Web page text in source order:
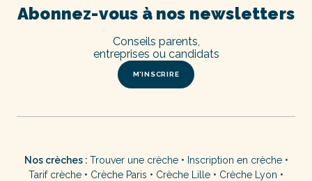
Abonnez-vous à nos newsletters
M’INSCRIRE
Conseils parents,
entreprises ou candidats
Nos crèches : Trouver une crèche• Inscription en crèche•
Tarif crèche • Crèche Paris • Crèche Lille • Crèche Lyon •